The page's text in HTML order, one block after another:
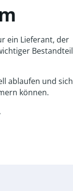
ein Lieferant, der
Bestandteil
ablaufen und sich
können.